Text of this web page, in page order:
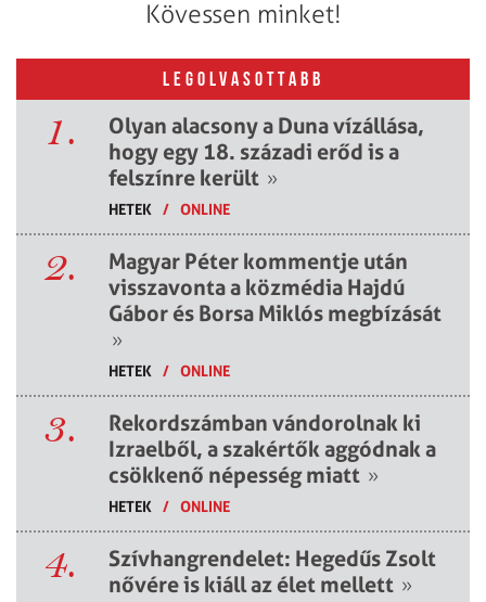
Kövessen minket!
LEGOLVASOTTABB
1.
Olyan alacsony a Duna vízállása,
hogy egy 18. századi erőd is a
felszínre került »
HETEK / ONLINE
2.
Magyar Péter kommentje után
visszavonta a közmédia Hajdú
Gábor és Borsa Miklós megbízását
»
HETEK / ONLINE
3.
Rekordszámban vándorolnak ki
Izraelből, a szakértők aggódnak a
csökkenő népesség miatt »
HETEK / ONLINE
4.
Szívhangrendelet: Hegedűs Zsolt
nővére is kiáll az élet mellett »